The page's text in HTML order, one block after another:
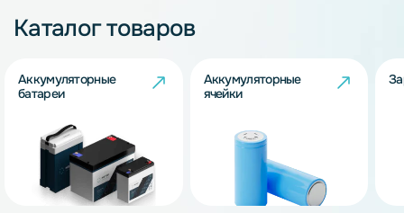
Каталог товаров
Аккумуляторные
батареи
Аккумуляторные
ячейки